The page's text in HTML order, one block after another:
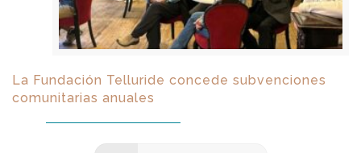
La Fundación Telluride concede subvenciones
comunitarias anuales